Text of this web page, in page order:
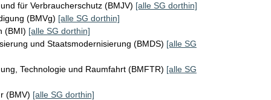
für Verbraucherschutz (BMJV) [alle SG dorthin]
(BMVg) [alle SG dorthin]
(BMI) [alle SG dorthin]
und Staatsmodernisierung (BMDS) [alle SG
Technologie und Raumfahrt (BMFTR) [alle SG
(BMV) [alle SG dorthin]